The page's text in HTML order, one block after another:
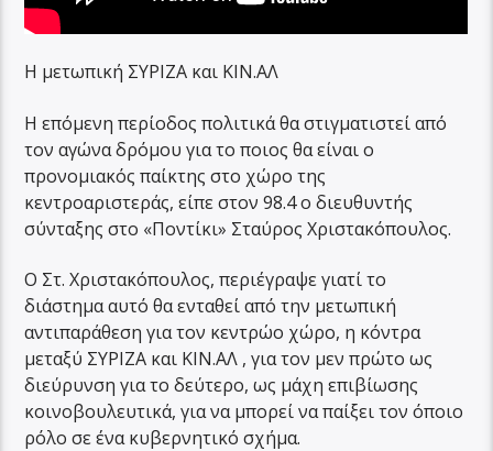
Η μετωπική ΣΥΡΙΖΑ και ΚΙΝ.ΑΛ
Η επόμενη περίοδος πολιτικά θα στιγματιστεί από
τον αγώνα δρόμου για το ποιος θα είναι ο
προνομιακός παίκτης στο χώρο της
κεντροαριστεράς, είπε στον 98.4 ο διευθυντής
σύνταξης στο «Ποντίκι» Σταύρος Χριστακόπουλος.
Ο Στ. Χριστακόπουλος, περιέγραψε γιατί το
διάστημα αυτό θα ενταθεί από την μετωπική
αντιπαράθεση για τον κεντρώο χώρο, η κόντρα
μεταξύ ΣΥΡΙΖΑ και ΚΙΝ.ΑΛ , για τον μεν πρώτο ως
διεύρυνση για το δεύτερο, ως μάχη επιβίωσης
κοινοβουλευτικά, για να μπορεί να παίξει τον όποιο
ρόλο σε ένα κυβερνητικό σχήμα.